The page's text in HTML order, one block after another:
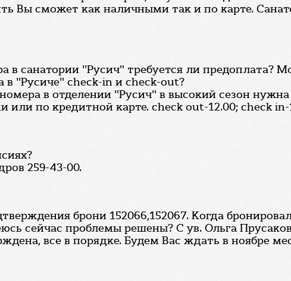
Вы сможет как наличными так и по карте.
в санатории "Русич" требуется ли предоплата?
в "Русиче" check-in и check-out?
в отделении "Русич" в высокий сезон
по кредитной карте. check out-12.00; check
259-43-00.
брони 152066,152067. Когда
сейчас проблемы решены? С ув. Ольга
все в порядке. Будем Вас ждать в ноябре